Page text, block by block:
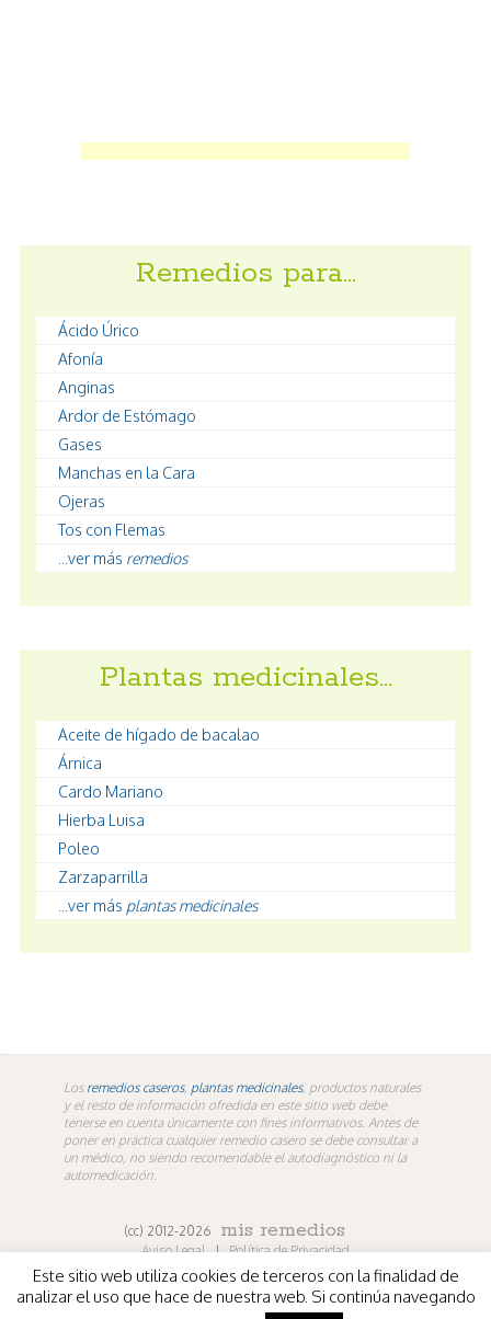
Remedios para…
Ácido Úrico
Afonía
Anginas
Ardor de Estómago
Gases
Manchas en la Cara
Ojeras
Tos con Flemas
...ver más remedios
Plantas medicinales…
Aceite de hígado de bacalao
Árnica
Cardo Mariano
Hierba Luisa
Poleo
Zarzaparrilla
...ver más plantas medicinales
Los remedios caseros, plantas medicinales, productos naturales
y el resto de información ofredida en este sitio web debe
tenerse en cuenta únicamente con fines informativos. Antes de
poner en práctica cualquier remedio casero se debe consultar a
un médico, no siendo recomendable el autodiagnóstico ni la
automedicación.
(cc) 2012-2026 mis remedios
Aviso Legal | Política de Privacidad
En los contenidos propios de misremedios. En vídeos y
fotografías de terceros aplica la licencia de sus
Este sitio web utiliza cookies de terceros con la finalidad de
analizar el uso que hace de nuestra web. Si continúa navegando